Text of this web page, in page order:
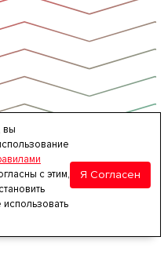
вы
с этим,
Я Согласен